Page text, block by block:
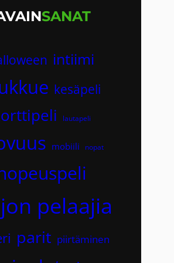
SANAT
intiimi
kesäpeli
lautapeli
mobiili nopat
pelaajia
parit piirtäminen